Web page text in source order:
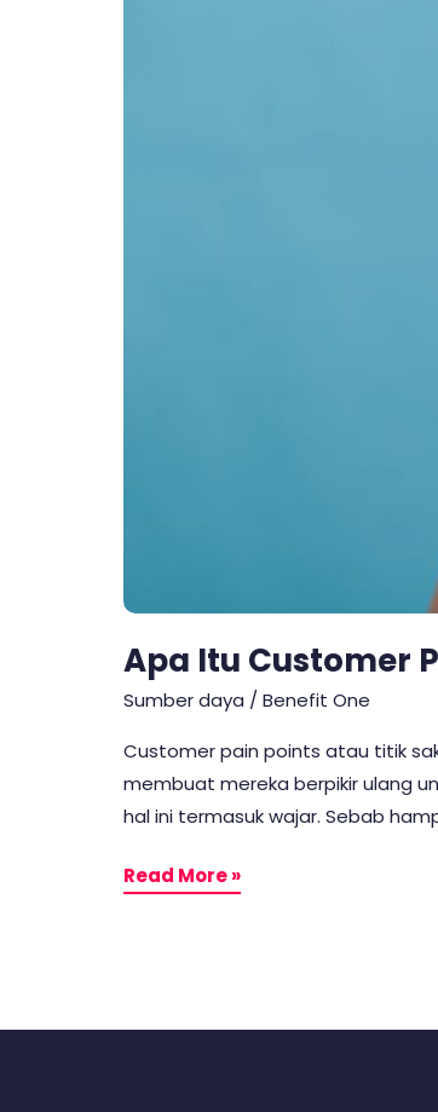
Apa Itu Customer
Sumber daya / Benefit One
Customer pain points atau titik
membuat mereka berpikir ulang
hal ini termasuk wajar. Sebab
Read More »